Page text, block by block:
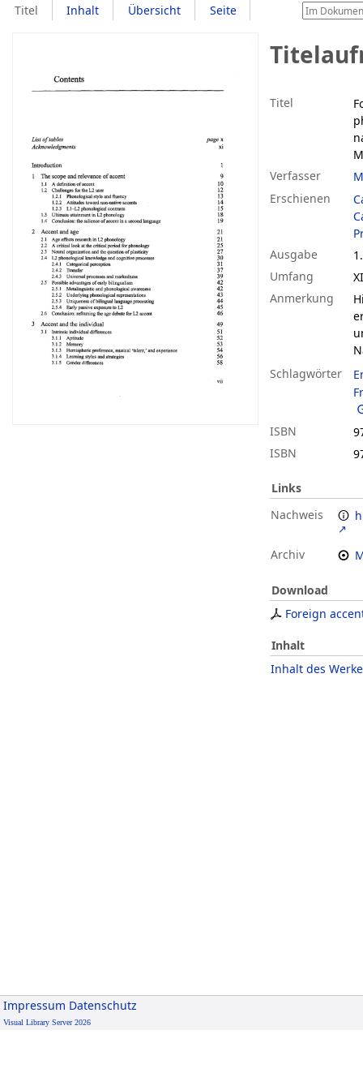
Titel Inhalt Übersicht Seite
Titel
Verfasser
Erschienen
Ausgabe
Umfang
Anmerkung
Schlagwörter
ISBN
ISBN
Links
Nachweis
Archiv
Download
Foreign
Inhalt
Inhalt des
Impressum Datenschutz
Visual Library Server 2026